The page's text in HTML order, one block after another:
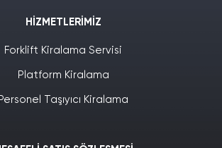
HIZMETLERIMIZ
Forklift Kiralama Servisi
Platform Kiralama
Personel Taşıyıcı Kiralama